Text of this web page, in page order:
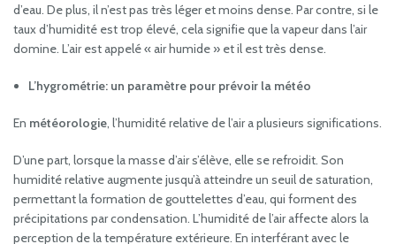
d’eau. De plus, il n’est pas très léger et moins dense. Par contre, si le
taux d’humidité est trop élevé, cela signifie que la vapeur dans l’air
domine. L’air est appelé « air humide » et il est très dense.
L’hygrométrie: un paramètre pour prévoir la météo
En météorologie, l’humidité relative de l’air a plusieurs significations.
D’une part, lorsque la masse d’air s’élève, elle se refroidit. Son
humidité relative augmente jusqu’à atteindre un seuil de saturation,
permettant la formation de gouttelettes d’eau, qui forment des
précipitations par condensation. L’humidité de l’air affecte alors la
perception de la température extérieure. En interférant avec le